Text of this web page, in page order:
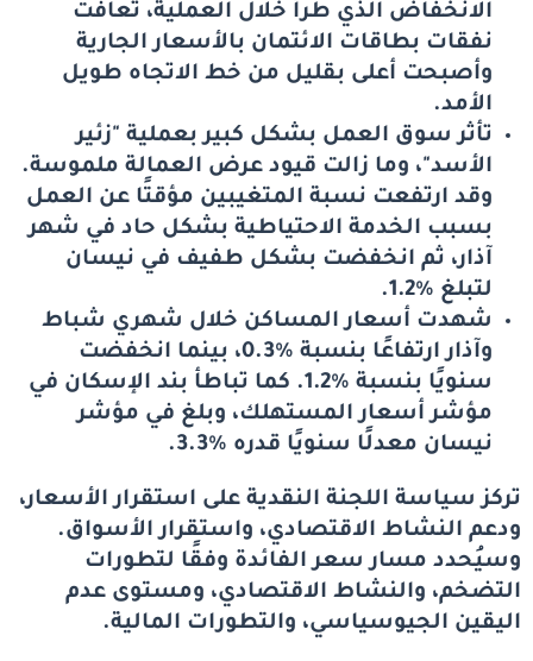
الانخفاض الذي طرأ خلال العملية، تعافت
نفقات بطاقات الائتمان بالأسعار الجارية
وأصبحت أعلى بقليل من خط الاتجاه طويل
الأمد.
تأثر سوق العمل بشكل كبير بعملية "زئير
الأسد"، وما زالت قيود عرض العمالة ملموسة.
وقد ارتفعت نسبة المتغيبين مؤقتًا عن العمل
بسبب الخدمة الاحتياطية بشكل حاد في شهر
آذار، ثم انخفضت بشكل طفيف في نيسان
لتبلغ %1.2.
شهدت أسعار المساكن خلال شهري شباط
وآذار ارتفاعًا بنسبة %0.3، بينما انخفضت
سنويًا بنسبة %1.2. كما تباطأ بند الإسكان في
مؤشر أسعار المستهلك، وبلغ في مؤشر
نيسان معدلًا سنويًا قدره %3.3.
تركز سياسة اللجنة النقدية على استقرار الأسعار،
ودعم النشاط الاقتصادي، واستقرار الأسواق.
وسيُحدد مسار سعر الفائدة وفقًا لتطورات
التضخم، والنشاط الاقتصادي، ومستوى عدم
اليقين الجيوسياسي، والتطورات المالية.